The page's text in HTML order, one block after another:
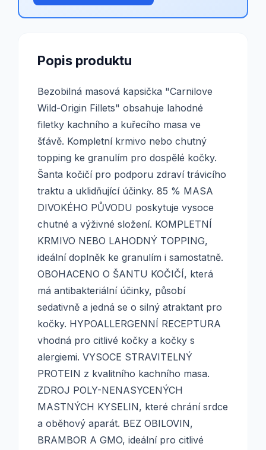
Popis produktu
Bezobilná masová kapsička "Carnilove
Wild-Origin Fillets" obsahuje lahodné
filetky kachního a kuřecího masa ve
šťávě. Kompletní krmivo nebo chutný
topping ke granulím pro dospělé kočky.
Šanta kočičí pro podporu zdraví trávicího
traktu a uklidňující účinky. 85 % MASA
DIVOKÉHO PŮVODU poskytuje vysoce
chutné a výživné složení. KOMPLETNÍ
KRMIVO NEBO LAHODNÝ TOPPING,
ideální doplněk ke granulím i samostatně.
OBOHACENO O ŠANTU KOČIČÍ, která
má antibakteriální účinky, působí
sedativně a jedná se o silný atraktant pro
kočky. HYPOALLERGENNÍ RECEPTURA
vhodná pro citlivé kočky a kočky s
alergiemi. VYSOCE STRAVITELNÝ
PROTEIN z kvalitního kachního masa.
ZDROJ POLY-NENASYCENÝCH
MASTNÝCH KYSELIN, které chrání srdce
a oběhový aparát. BEZ OBILOVIN,
BRAMBOR A GMO, ideální pro citlivé